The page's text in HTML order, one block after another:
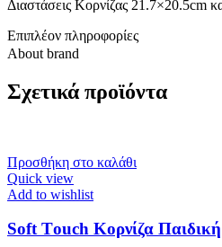
Διαστάσεις Κορνίζας 21.7×20.5cm
Επιπλέον πληροφορίες
About brand
Σχετικά προϊόντα
Προσθήκη στο καλάθι
Quick view
Add to wishlist
Soft Τouch Κορνίζα